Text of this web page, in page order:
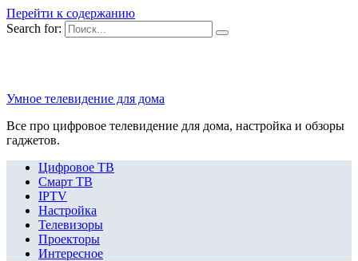
Перейти к содержанию
Search for:
Умное телевидение для дома
Все про цифровое телевидение для дома, настройка и обзоры
гаджетов.
Цифровое ТВ
Смарт ТВ
IPTV
Настройка
Телевизоры
Проекторы
Интересное